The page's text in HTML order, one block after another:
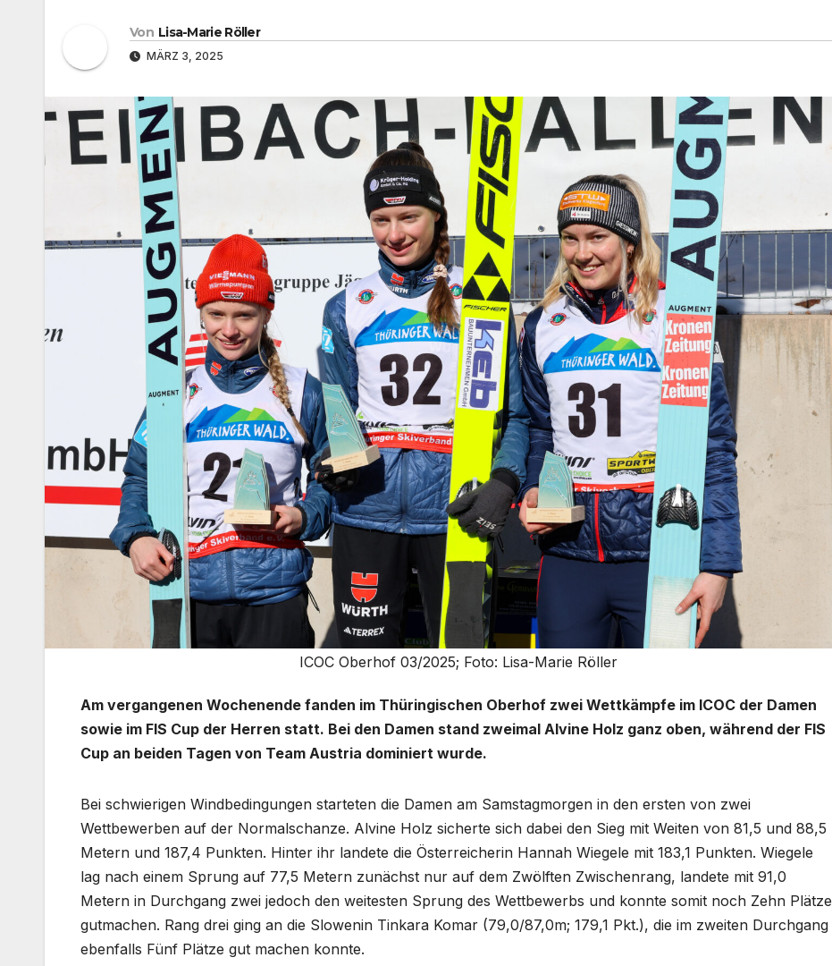
Von Lisa-Marie Röller
MÄRZ 3, 2025
ICOC Oberhof 03/2025; Foto: Lisa-Marie Röller
Am vergangenen Wochenende fanden im Thüringischen Oberhof zwei Wettkämpfe im ICOC der Damen
sowie im FIS Cup der Herren statt. Bei den Damen stand zweimal Alvine Holz ganz oben, während der FIS
Cup an beiden Tagen von Team Austria dominiert wurde.
Bei schwierigen Windbedingungen starteten die Damen am Samstagmorgen in den ersten von zwei
Wettbewerben auf der Normalschanze. Alvine Holz sicherte sich dabei den Sieg mit Weiten von 81,5 und 88,5
Metern und 187,4 Punkten. Hinter ihr landete die Österreicherin Hannah Wiegele mit 183,1 Punkten. Wiegele
lag nach einem Sprung auf 77,5 Metern zunächst nur auf dem Zwölften Zwischenrang, landete mit 91,0
Metern in Durchgang zwei jedoch den weitesten Sprung des Wettbewerbs und konnte somit noch Zehn Plätze
gutmachen. Rang drei ging an die Slowenin Tinkara Komar (79,0/87,0m; 179,1 Pkt.), die im zweiten Durchgang
ebenfalls Fünf Plätze gut machen konnte.